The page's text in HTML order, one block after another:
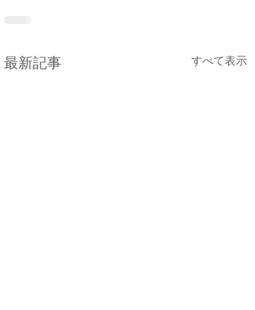
最新記事 すべて表示